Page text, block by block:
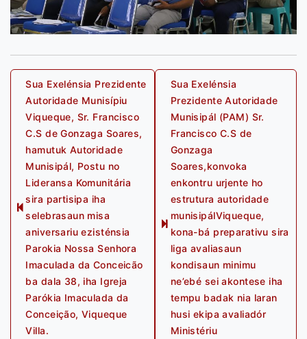
Post
navigation
Previous
post:
Sua Exelénsia Prezidente
Autoridade Munisípiu
Viqueque, Sr. Francisco
C.S de Gonzaga Soares,
hamutuk Autoridade
Munisipál, Postu no
Lideransa Komunitária
sira partisipa iha
selebrasaun misa
aniversariu ezisténsia
Parokia Nossa Senhora
Imaculada da Conceicão
ba dala 38, iha Igreja
Parókia Imaculada da
Conceição, Viqueque
Villa.
Next
post:
Sua Exelénsia
Prezidente Autoridade
Munisipál (PAM) Sr.
Francisco C.S de
Gonzaga
Soares,konvoka
enkontru urjente ho
estrutura autoridade
munisipálViqueque,
kona-bá preparativu sira
liga avaliasaun
kondisaun minimu
ne’ebé sei akontese iha
tempu badak nia laran
husi ekipa avaliadór
Ministériu